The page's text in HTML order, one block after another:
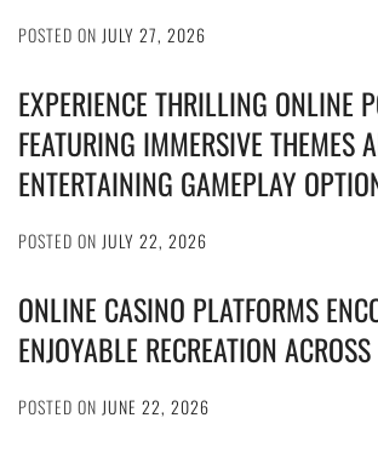
POSTED ON JULY 27, 2026
EXPERIENCE THRILLING ONLINE
FEATURING IMMERSIVE THEMES
ENTERTAINING GAMEPLAY
POSTED ON JULY 22, 2026
ONLINE CASINO PLATFORMS
ENJOYABLE RECREATION
POSTED ON JUNE 22, 2026